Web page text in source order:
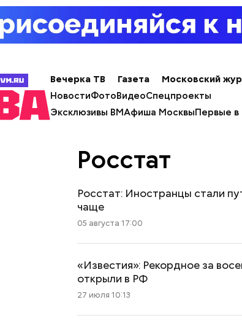
Вечерка ТВ Газета Московский
НовостиФотоВидеоСпецпроекты
Эксклюзивы ВМАфиша МосквыПервые в
Росстат
Росстат: Иностранцы стали
чаще
05 августа 17:00
«Известия»: Рекордное за
открыли в РФ
27 июля 10:13